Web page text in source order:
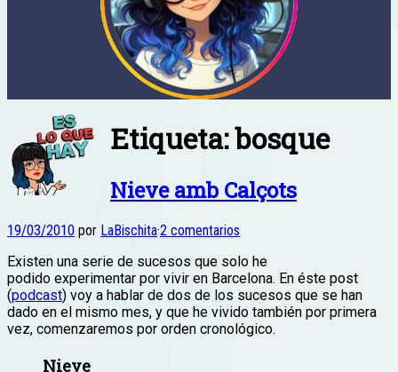
Etiqueta:bosque
Nieve amb Calçots
19/03/2010 por LaBischita·2 comentarios
Existen una serie de sucesos que solo he
podido experimentar por vivir en Barcelona. En éste post
(podcast) voy a hablar de dos de los sucesos que se han
dado en el mismo mes, y que he vivido también por primera
vez, comenzaremos por orden cronológico.
Nieve